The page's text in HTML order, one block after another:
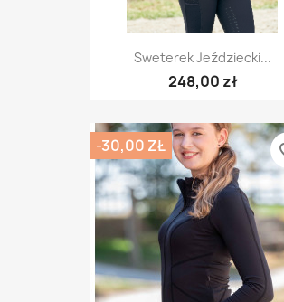
Sweterek Jeździecki...
248,00 zł
-30,00 ZŁ